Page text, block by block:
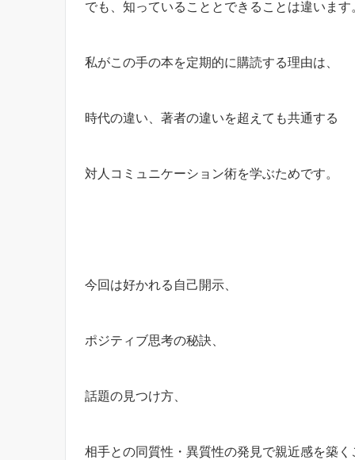
でも、知っていることとできることは違います
私がこの手の本を定期的に購読する理由は、
時代の違い、著者の違いを超えても共通する
対人コミュニケーション術を学ぶためです。
今回は好かれる自己開示、
ポジティブ思考の秘訣、
話題の見つけ方、
相手との同質性・異質性の発見で親近感を築く